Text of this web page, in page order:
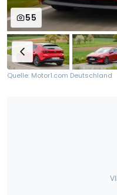
55
Quelle: Motor1.com Deutschland